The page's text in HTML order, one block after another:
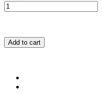
Add to cart